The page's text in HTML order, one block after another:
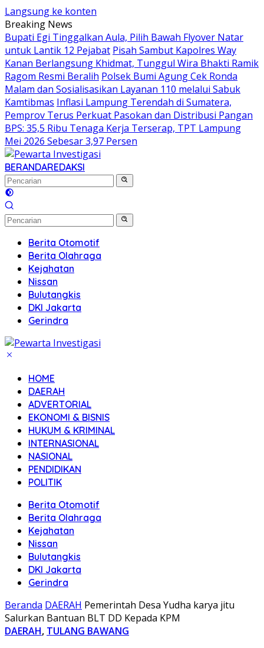
Langsung ke konten
Breaking News
Bupati Egi Tinggalkan Aula, Pilih Bawah Flyover Natar
untuk Lantik 12 Pejabat Pisah Sambut Kapolres Way
Kanan Berlangsung Khidmat, Tunggul Wira Bhakti Ramik
Ragom Resmi Beralih Polsek Bumi Agung Cek Ronda
Malam dan Sosialisasikan Layanan 110 melalui Sabuk
Kamtibmas Inflasi Lampung Terendah di Sumatera,
Pemprov Terus Perkuat Pasokan dan Distribusi Pangan
BPS: 35,5 Ribu Tenaga Kerja Terserap, TPT Lampung
Mei 2026 Sebesar 3,97 Persen
BERANDAREDAKSI
Berita Otomotif
Berita Olahraga
Kejahatan
Nissan
Bulutangkis
DKI Jakarta
Gerindra
HOME
DAERAH
ADVERTORIAL
EKONOMI & BISNIS
HUKUM & KRIMINAL
INTERNASIONAL
NASIONAL
PENDIDIKAN
POLITIK
Berita Otomotif
Berita Olahraga
Kejahatan
Nissan
Bulutangkis
DKI Jakarta
Gerindra
Beranda DAERAH Pemerintah Desa Yudha karya jitu
Salurkan Bantuan BLT DD Kepada KPM
DAERAH, TULANG BAWANG